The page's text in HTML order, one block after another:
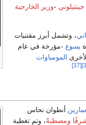
جينتيلوني -وزير الخارجية
، وتشمل أبرز مقتنيات
يسوع -مؤرخة في عام
المومياوات
[37]
أنطوان نحاس
ومصطبةً، وتم تغطية